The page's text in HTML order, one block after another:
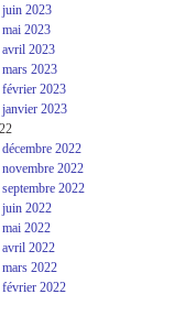
juin 2023
mai 2023
avril 2023
mars 2023
février 2023
janvier 2023
décembre 2022
novembre 2022
septembre 2022
juin 2022
mai 2022
avril 2022
mars 2022
février 2022